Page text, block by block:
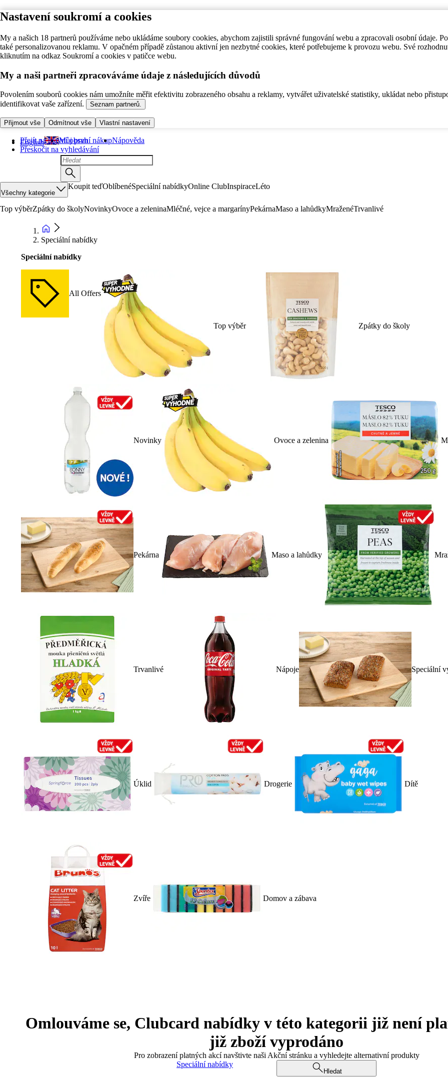
Nastavení soukromí a cookies
My a našich 18 partnerů používáme nebo ukládáme soubory cookies, abychom zajistili správné fungování webu a zpracovali osobní údaje.
také personalizovanou reklamu. V opačném případě zůstanou aktivní jen nezbytné cookies, které potřebujeme k provozu webu. Své
kliknutím na odkaz Soukromí a cookies v patičce webu.
My a naši partneři zpracováváme údaje z následujících důvodů
Povolením souborů cookies nám umožníte měřit efektivitu zobrazeného obsahu a reklamy, vytvářet uživatelské statistiky, ukládat nebo
identifikovat vaše zařízení.
Seznam partnerů.
Přijmout vše Odmítnout vše Vlastní nastavení
Přejít na hlavní obsah
Přeskočit na vyhledávání
English Můj první nákupNápověda
Všechny kategorie
Koupit teďOblíbenéSpeciální nabídkyOnline ClubInspiraceLéto
Top výběrZpátky do školyNovinkyOvoce a zeleninaMléčné, vejce a margarínyPekárnaMaso a lahůdkyMraženéTrvanlivé
Speciální nabídky
Speciální nabídky
All Offers
Top výběr Zpátky do školy
Novinky Ovoce a zelenina
Pekárna Maso a lahůdky
Trvanlivé Nápoje Speciální
Úklid Drogerie Dítě
Zvíře Domov a zábava
Omlouváme se, Clubcard nabídky v této kategorii již není
již zboží vyprodáno
Pro zobrazení platných akcí navštivte naši Akční stránku a vyhledejte alternativní produkty
Speciální nabídky
Hledat